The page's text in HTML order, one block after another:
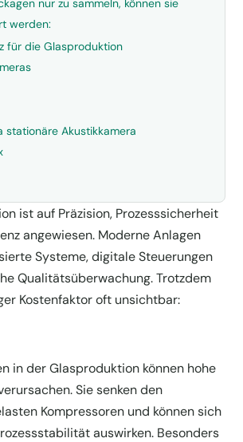
nur zu sammeln, können sie
werden:
für die Glasproduktion
stationäre Akustikkamera
ist auf Präzision, Prozesssicherheit
angewiesen. Moderne Anlagen
Systeme, digitale Steuerungen
Qualitätsüberwachung. Trotzdem
Kostenfaktor oft unsichtbar:
in der Glasproduktion können hohe
Sie senken den
Kompressoren und können sich
auswirken. Besonders